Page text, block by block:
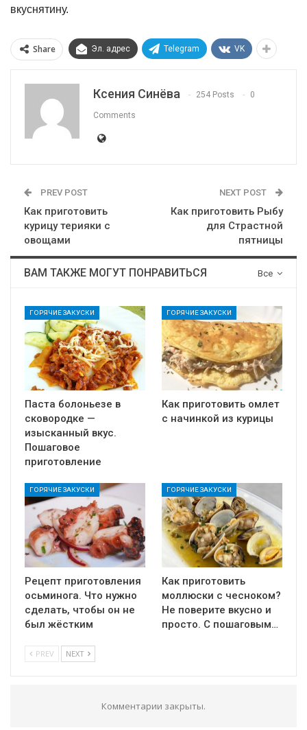
вкуснятину.
Share Эл. адрес Telegram VK
Ксения Синёва 254 Posts 0
Comments
PREV POST
Как приготовить
курицу терияки с
овощами
NEXT POST
Как приготовить Рыбу
для Страстной
пятницы
Все
ВАМ ТАКЖЕ МОГУТ ПОНРАВИТЬСЯ
ГОРЯЧИЕ ЗАКУСКИ
Паста болоньезе в
сковородке —
изысканный вкус.
Пошаговое
приготовление
ГОРЯЧИЕ ЗАКУСКИ
Как приготовить омлет
с начинкой из курицы
ГОРЯЧИЕ ЗАКУСКИ
Рецепт приготовления
осьминога. Что нужно
сделать, чтобы он не
был жёстким
ГОРЯЧИЕ ЗАКУСКИ
Как приготовить
моллюски с чесноком?
Не поверите вкусно и
просто. С пошаговым…
PREV NEXT
Комментарии закрыты.